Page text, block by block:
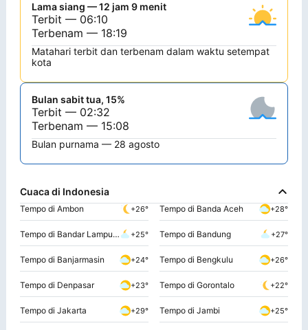
Lama siang — 12 jam 9 menit
Terbit — 06:10
Terbenam — 18:19
Matahari terbit dan terbenam dalam waktu setempat
kota
Bulan sabit tua, 15%
Terbit — 02:32
Terbenam — 15:08
Bulan purnama — 28 agosto
Cuaca di Indonesia
Tempo di Ambon +26° Tempo di Banda Aceh +28°
Tempo di Bandar Lampung +25° Tempo di Bandung +27°
Tempo di Banjarmasin +24° Tempo di Bengkulu +26°
Tempo di Denpasar +23° Tempo di Gorontalo +22°
Tempo di Jakarta +29° Tempo di Jambi +25°